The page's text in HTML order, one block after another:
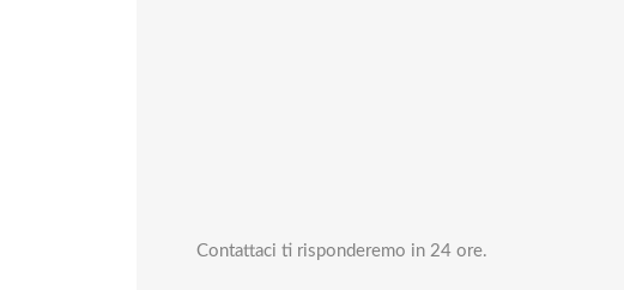
Contattaci ti risponderemo in 24 ore.